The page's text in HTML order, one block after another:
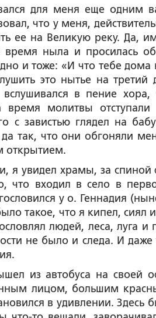
для меня еще одним
что у меня,
ее на Великую реку. Да,
время ныла и просилась
и тоже: «И что тебе дома
это нытье на третий
в пение хора,
молитвы отступали
с завистью глядел на
так, что они обгоняли
открытием.
я увидел храмы, за
что входил в село в
у о. Геннадия
такое, что я кипел, сиял
людей, леса, луга
не было и следа. И даже
из автобуса на своей
лицом, большим
в удивлении. Здесь